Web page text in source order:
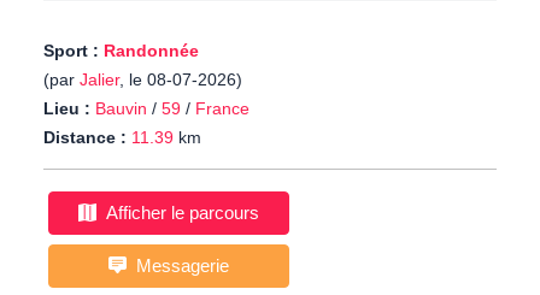
Sport : Randonnée
(par Jalier, le 08-07-2026)
Lieu : Bauvin / 59 / France
Distance : 11.39 km
Afficher le parcours
Messagerie